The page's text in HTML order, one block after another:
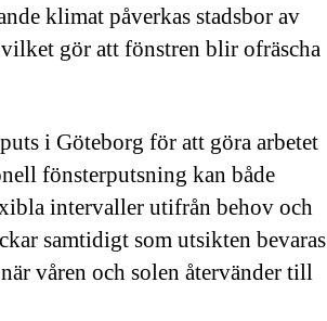
klimat påverkas stadsbor av
gör att fönstren blir ofräscha
i Göteborg för att göra arbetet
fönsterputsning kan både
intervaller utifrån behov och
samtidigt som utsikten bevaras
våren och solen återvänder till